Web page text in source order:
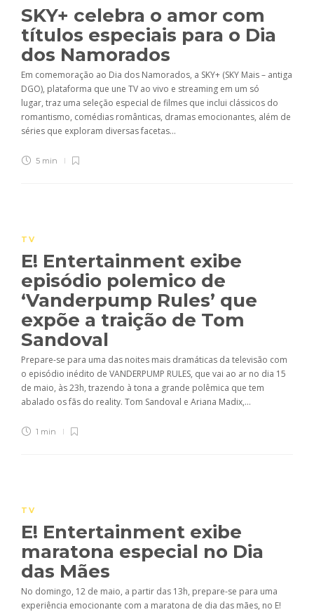
SKY+ celebra o amor com
títulos especiais para o Dia
dos Namorados
Em comemoração ao Dia dos Namorados, a SKY+ (SKY Mais – antiga
DGO), plataforma que une TV ao vivo e streaming em um só
lugar, traz uma seleção especial de filmes que inclui clássicos do
romantismo, comédias românticas, dramas emocionantes, além de
séries que exploram diversas facetas...
5 min
TV
E! Entertainment exibe
episódio polemico de
‘Vanderpump Rules’ que
expõe a traição de Tom
Sandoval
Prepare-se para uma das noites mais dramáticas da televisão com
o episódio inédito de VANDERPUMP RULES, que vai ao ar no dia 15
de maio, às 23h, trazendo à tona a grande polêmica que tem
abalado os fãs do reality. Tom Sandoval e Ariana Madix,...
1 min
TV
E! Entertainment exibe
maratona especial no Dia
das Mães
No domingo, 12 de maio, a partir das 13h, prepare-se para uma
experiência emocionante com a maratona de dia das mães, no E!